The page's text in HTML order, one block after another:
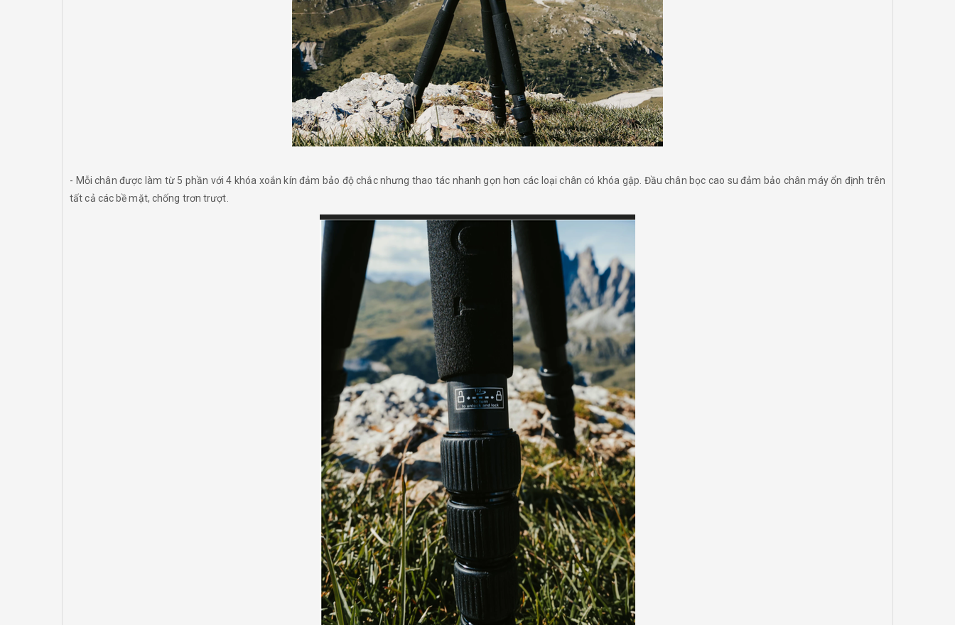
- Mỗi chân được làm từ 5 phần với 4 khóa xoắn kín đảm bảo độ chắc nhưng thao tác nhanh gọn hơn các loại chân có khóa gập. Đầu chân bọc cao su đảm bảo chân máy ổn định trên
tất cả các bề mặt, chống trơn trượt.